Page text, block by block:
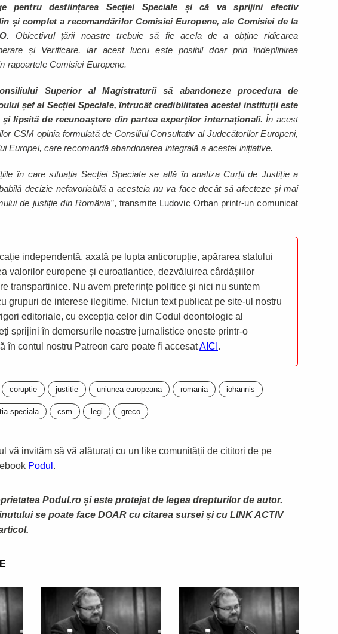
pentru desființarea Secției Speciale și că va sprijini efectiv
și complet a recomandărilor Comisiei Europene, ale Comisiei de la
. Obiectivul țării noastre trebuie să fie acela de a obține ridicarea
și Verificare, iar acest lucru este posibil doar prin îndeplinirea
rapoartele Comisiei Europene.
Superior al Magistraturii să abandoneze procedura de
șef al Secției Speciale, întrucât credibilitatea acestei instituții este
lipsită de recunoaștere din partea experților internaționali. În acest
CSM opinia formulată de Consiliul Consultativ al Judecătorilor Europeni,
Europei, care recomandă abandonarea integrală a acestei inițiative.
în care situația Secției Speciale se află în analiza Curții de Justiție a
decizie nefavoriabilă a acesteia nu va face decât să afecteze și mai
de justiție din România”, transmite Ludovic Orban printr-un comunicat
independentă, axată pe lupta anticorupție, apărarea statului
valorilor europene și euroatlantice, dezvăluirea cârdășiilor
transpartinice. Nu avem preferințe politice și nici nu suntem
grupuri de interese ilegitime. Niciun text publicat pe site-ul nostru
editoriale, cu excepția celor din Codul deontologic al
sprijini în demersurile noastre jurnalistice oneste printr-o
în contul nostru Patreon care poate fi accesatAICI .
coruptie justitie uniunea europeana romania iohannis
speciala csm legi greco
vă invităm să vă alăturați cu un like comunității de cititori de pe
Podul .
Podul.ro și este protejat de legea drepturilor de autor.
se poate face DOAR cu citarea sursei și cu LINK ACTIV